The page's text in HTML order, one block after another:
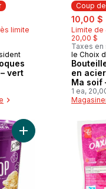
limite
vert
Coup
sale:
10,00 $
Limite de
20,00 $
Taxes en
Coup
le Choix
en
Ma soif
du
1 ea,
Ajouter Crème